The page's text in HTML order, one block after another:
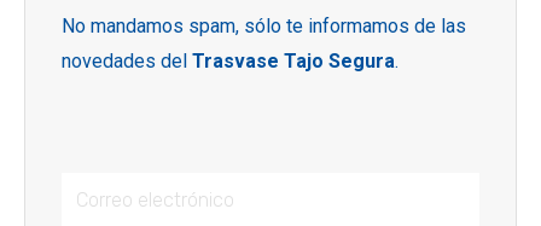
No mandamos spam, sólo te informamos de las
novedades del Trasvase Tajo Segura.